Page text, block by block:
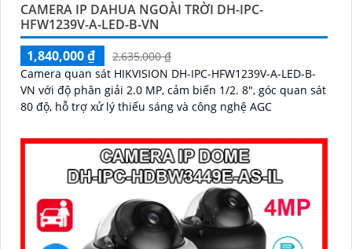
CAMERA IP DAHUA NGOÀI TRỜI DH-IPC-
HFW1239V-A-LED-B-VN
1,840,000 ₫
2,635,000 ₫
Camera quan sát HIKVISION DH-IPC-HFW1239V-A-LED-B-
VN với độ phân giải 2.0 MP, cảm biến 1/2. 8", góc quan sát
80 độ, hỗ trợ xử lý thiếu sáng và công nghệ AGC